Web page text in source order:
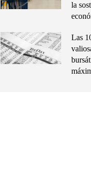
la
Las